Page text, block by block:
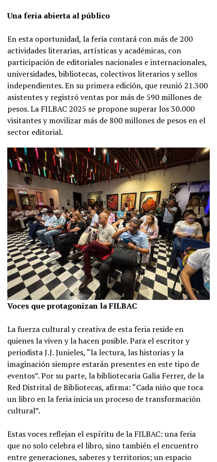
Una feria abierta al público
En esta oportunidad, la feria contará con más de 200
actividades literarias, artísticas y académicas, con
participación de editoriales nacionales e internacionales,
universidades, bibliotecas, colectivos literarios y sellos
independientes. En su primera edición, que reunió 21.300
asistentes y registró ventas por más de 590 millones de
pesos. La FILBAC 2025 se propone superar los 30.000
visitantes y movilizar más de 800 millones de pesos en el
sector editorial.
Voces que protagonizan la FILBAC
La fuerza cultural y creativa de esta feria reside en
quienes la viven y la hacen posible. Para el escritor y
periodista J.J. Junieles, “la lectura, las historias y la
imaginación siempre estarán presentes en este tipo de
eventos”. Por su parte, la bibliotecaria Galia Ferrer, de la
Red Distrital de Bibliotecas, afirma: “Cada niño que toca
un libro en la feria inicia un proceso de transformación
cultural”.
Estas voces reflejan el espíritu de la FILBAC: una feria
que no solo celebra el libro, sino también el encuentro
entre generaciones, saberes y territorios; un espacio